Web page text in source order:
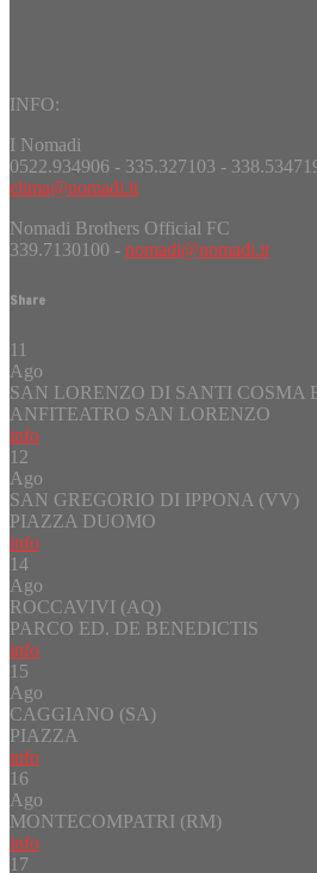
INFO:
I Nomadi
0522.934906 - 335.327103 -
elima@nomadi.it
Nomadi Brothers Official FC
339.7130100 - nomadi@nomadi.it
Share
11
Ago
SAN LORENZO DI SANTI COSMA
ANFITEATRO SAN LORENZO
info
12
Ago
SAN GREGORIO DI IPPONA (VV)
PIAZZA DUOMO
info
14
Ago
ROCCAVIVI (AQ)
PARCO ED. DE BENEDICTIS
info
15
Ago
CAGGIANO (SA)
PIAZZA
info
16
Ago
MONTECOMPATRI (RM)
info
17